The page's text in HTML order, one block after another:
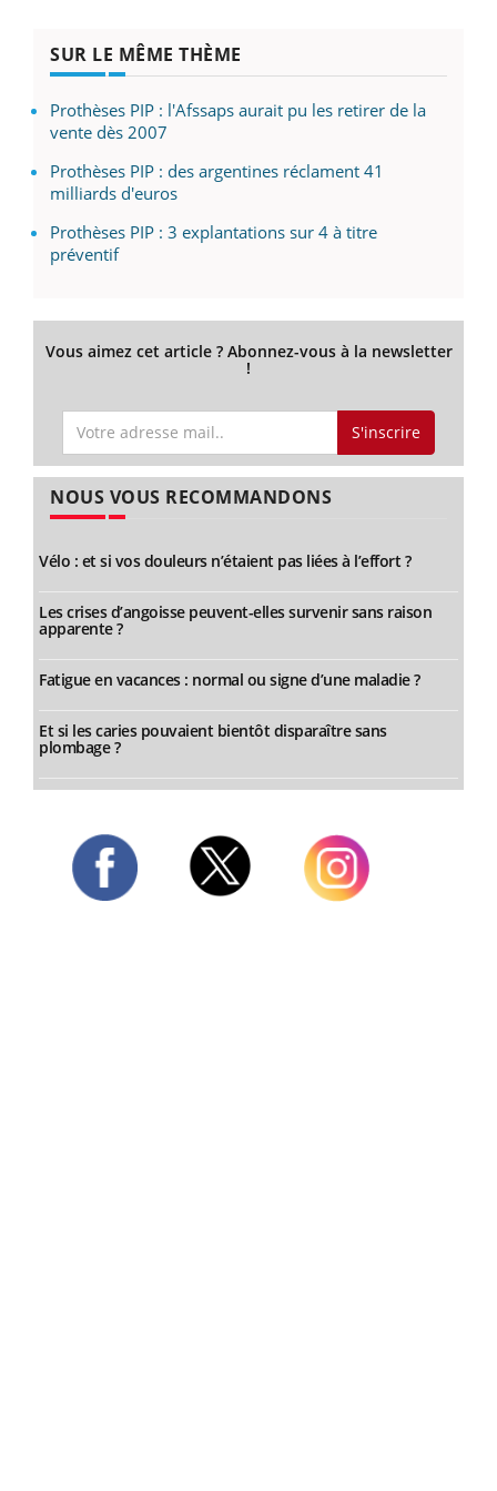
SUR LE MÊME THÈME
Prothèses PIP : l'Afssaps aurait pu les retirer de la
vente dès 2007
Prothèses PIP : des argentines réclament 41
milliards d'euros
Prothèses PIP : 3 explantations sur 4 à titre
préventif
Vous aimez cet article ? Abonnez-vous à la newsletter
!
S'inscrire
NOUS VOUS RECOMMANDONS
Vélo : et si vos douleurs n’étaient pas liées à l’effort ?
Les crises d’angoisse peuvent-elles survenir sans raison
apparente ?
Fatigue en vacances : normal ou signe d’une maladie ?
Et si les caries pouvaient bientôt disparaître sans
plombage ?